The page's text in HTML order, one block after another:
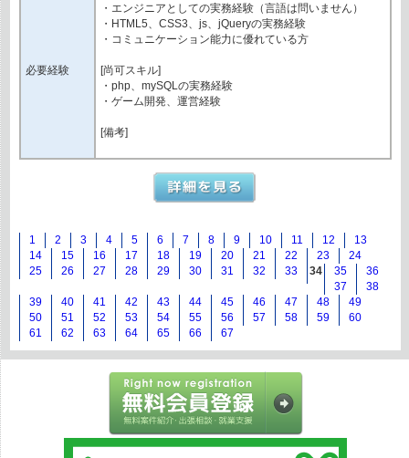
必要経験
・エンジニアとしての実務経験（言語は問いません）
・HTML5、CSS3、js、jQueryの実務経験
・コミュニケーション能力に優れている方
[尚可スキル]
・php、mySQLの実務経験
・ゲーム開発、運営経験
[備考]
1 2 3 4 5 6 7 8 9 10 11 12
13
14
15 16 17 18 19 20 21 22 23
24
25
26 27 28 29 30 31 32 33 34 35
36
37
38
39
40 41 42 43 44 45 46 47 48
49
50
51 52 53 54 55 56 57 58 59
60
61
62 63 64 65 66 67